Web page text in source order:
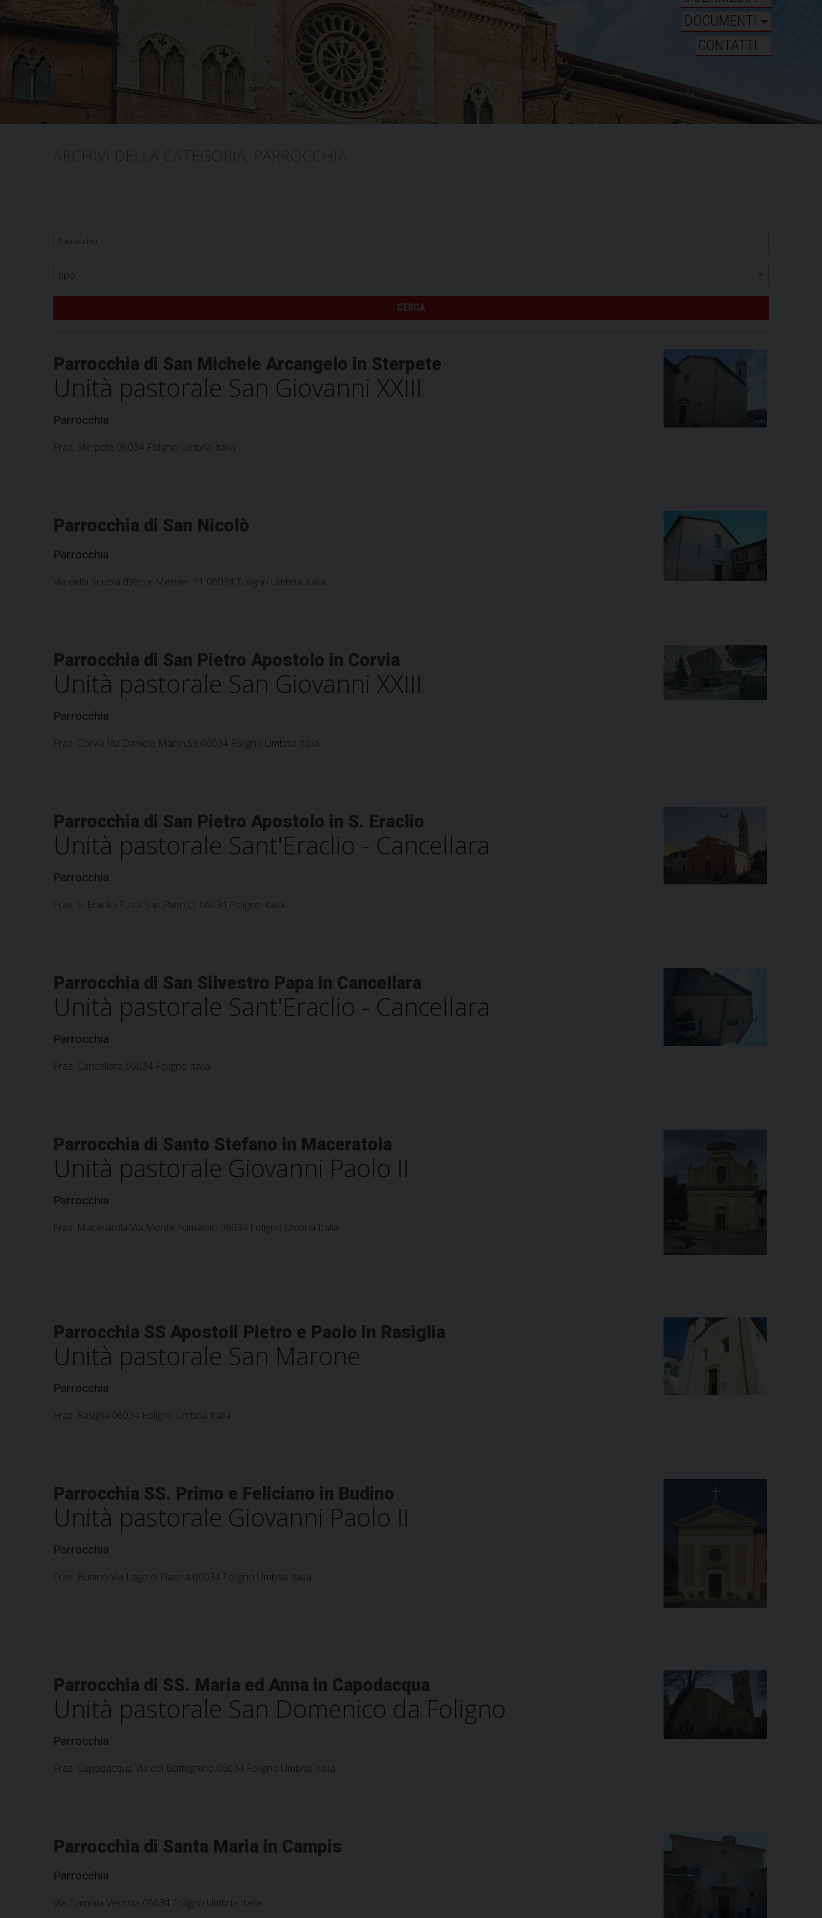
DOCUMENTI
CONTATTI
CERCA
Parrocchia di San Michele Arcangelo in Sterpete
Unità pastorale San Giovanni XXIII
Parrocchia
Fraz. Sterpete 06034 Foligno Umbria Italia
Parrocchia di San Nicolò
Parrocchia
Via della Scuola d'Arti e Mestieri 11 06034 Foligno Umbria Italia
Parrocchia di San Pietro Apostolo in Corvia
Unità pastorale San Giovanni XXIII
Parrocchia
Fraz. Corvia Via Daniele Manin,69 06034 Foligno Umbria Italia
Parrocchia di San Pietro Apostolo in S. Eraclio
Unità pastorale Sant'Eraclio - Cancellara
Parrocchia
Fraz. S. Eraclio P.zza San Pietro,1 06034 Foligno Italia
Parrocchia di San Silvestro Papa in Cancellara
Unità pastorale Sant'Eraclio - Cancellara
Parrocchia
Fraz. Cancellara 06034 Foligno Italia
Parrocchia di Santo Stefano in Maceratola
Unità pastorale Giovanni Paolo II
Parrocchia
Fraz. Maceratola Via Monte Fumaiolo 06034 Foligno Umbria Italia
Parrocchia SS Apostoli Pietro e Paolo in Rasiglia
Unità pastorale San Marone
Parrocchia
Fraz. Rasiglia 06034 Foligno Umbria Italia
Parrocchia SS. Primo e Feliciano in Budino
Unità pastorale Giovanni Paolo II
Parrocchia
Fraz. Budino Via Lago di Fiastra 06034 Foligno Umbria Italia
Parrocchia di SS. Maria ed Anna in Capodacqua
Unità pastorale San Domenico da Foligno
Parrocchia
Fraz. Capodacqua Via del Botteghino 06034 Foligno Umbria Italia
Parrocchia di Santa Maria in Campis
Parrocchia
Via Flaminia Vecchia 06034 Foligno Umbria Italia